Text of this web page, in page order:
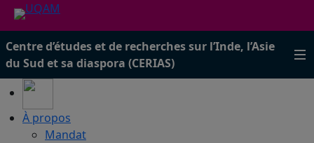
Centre d’études et de recherches sur l’Inde, l’Asie
du Sud et sa diaspora (CERIAS)
À propos
Mandat